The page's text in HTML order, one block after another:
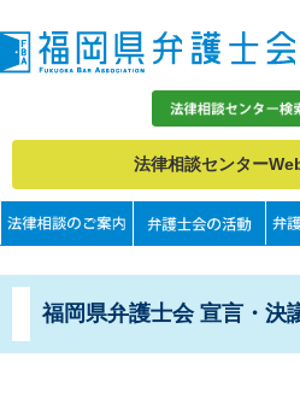
法律相談センター
福岡県弁護士会 宣言・決